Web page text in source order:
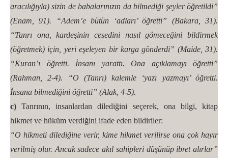
aracılığıyla) sizin de babalarınızın da bilmediği şeyler öğretildi”
(Enam, 91). “Adem’e bütün ‘adları’ öğretti” (Bakara, 31).
“Tanrı ona, kardeşinin cesedini nasıl gömeceğini bildirmek
(öğretmek) için, yeri eşeleyen bir karga gönderdi” (Maide, 31).
“Kuran’ı öğretti. İnsanı yarattı. Ona açıklamayı öğretti”
(Rahman, 2-4). “O (Tanrı) kalemle ‘yazı yazmayı’ öğretti.
İnsana bilmediğini öğretti” (Alak, 4-5).
c) Tanrının, insanlardan dilediğini seçerek, ona bilgi, kitap
hikmet ve hüküm verdiğini ifade eden bildiriler:
“O hikmeti dilediğine verir, kime hikmet verilirse ona çok hayır
verilmiş olur. Ancak sadece akıl sahipleri düşünüp ibret alırlar”